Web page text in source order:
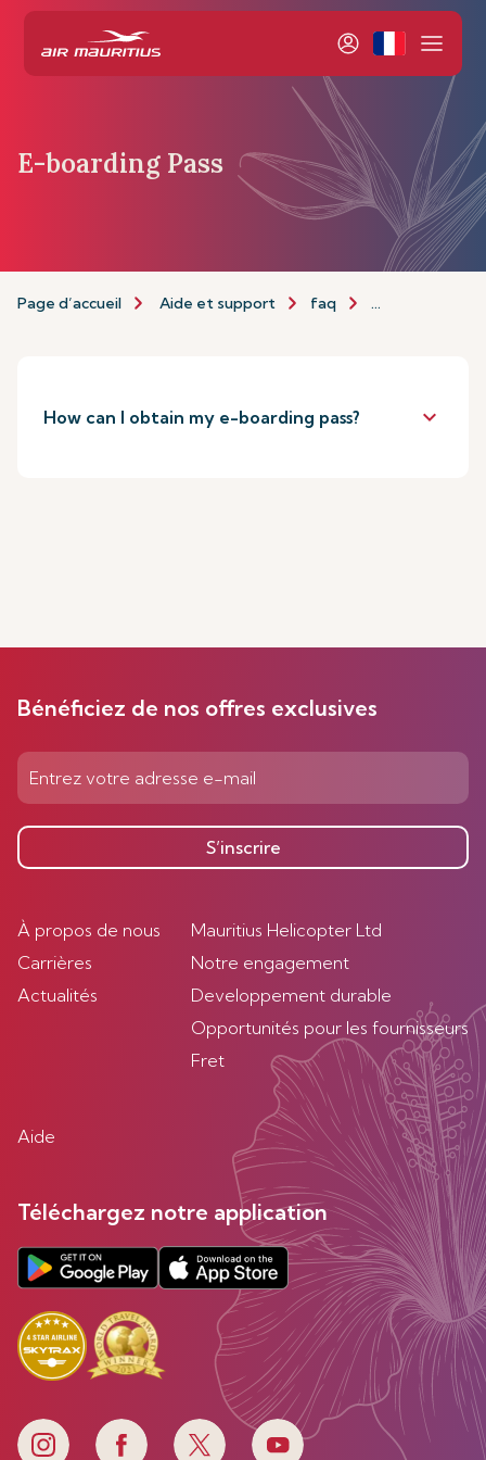
E-boarding Pass
Page d’accueil Aide et support faq E-boarding
How can I obtain my e-boarding pass? keyboard_arrow_down
Bénéficiez de nos offres exclusives
S’inscrire
À propos de nous
Carrières
Actualités
Mauritius Helicopter Ltd
Notre engagement
Developpement durable
Opportunités pour les fournisseurs
Fret
Aide
Téléchargez notre application